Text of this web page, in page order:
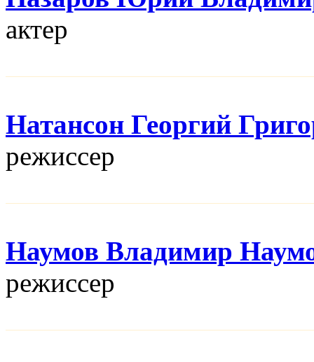
актер
Натансон Георгий
режисcер
Наумов Владимир
режисcер